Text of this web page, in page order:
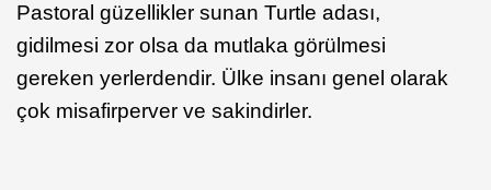
Pastoral güzellikler sunan Turtle adası,
gidilmesi zor olsa da mutlaka görülmesi
gereken yerlerdendir. Ülke insanı genel olarak
çok misafirperver ve sakindirler.